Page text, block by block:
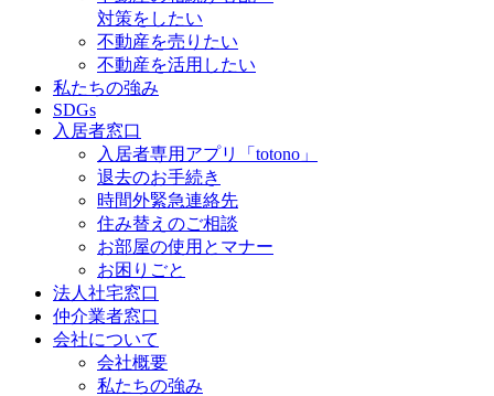
対策をしたい
不動産を売りたい
不動産を活用したい
私たちの強み
SDGs
入居者窓口
入居者専用アプリ「totono」
退去のお手続き
時間外緊急連絡先
住み替えのご相談
お部屋の使用とマナー
お困りごと
法人社宅窓口
仲介業者窓口
会社について
会社概要
私たちの強み